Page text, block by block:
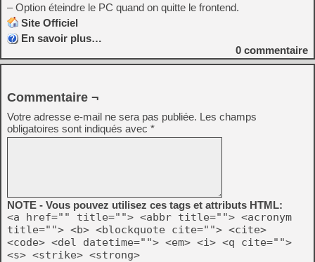
– Option éteindre le PC quand on quitte le frontend.
Site Officiel
En savoir plus…
0 commentaire
Commentaire ¬
Votre adresse e-mail ne sera pas publiée. Les champs
obligatoires sont indiqués avec *
NOTE - Vous pouvez utilisez ces tags et attributs HTML:
<a href="" title=""> <abbr title=""> <acronym
title=""> <b> <blockquote cite=""> <cite>
<code> <del datetime=""> <em> <i> <q cite="">
<s> <strike> <strong>